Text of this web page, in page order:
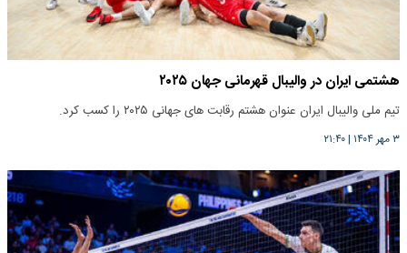
هشتمی ایران در والیبال قهرمانی جهان ۲۰۲۵
تیم ملی والیبال ایران عنوان هشتم رقابت های جهانی ۲۰۲۵ را کسب کرد.
۳ مهر ۱۴۰۴ |۲۱:۴۰